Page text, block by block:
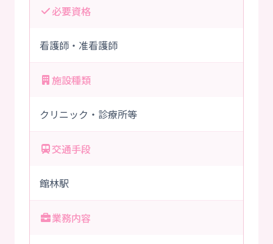
必要資格
看護師・准看護師
施設種類
クリニック・診療所等
交通手段
館林駅
業務内容